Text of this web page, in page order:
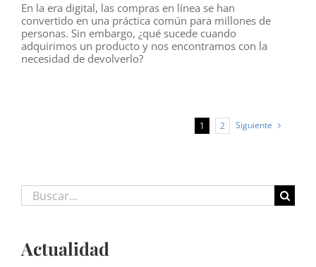
En la era digital, las compras en línea se han
convertido en una práctica común para millones de
personas. Sin embargo, ¿qué sucede cuando
adquirimos un producto y nos encontramos con la
necesidad de devolverlo?
1 2 Siguiente
Buscar:
Actualidad